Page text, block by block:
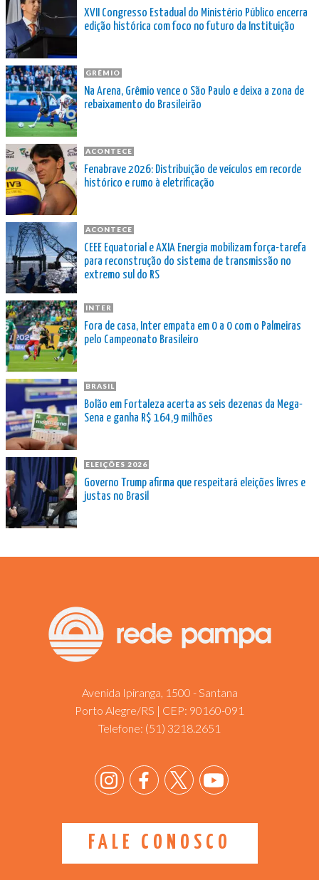
XVII Congresso Estadual do Ministério Público encerra
edição histórica com foco no futuro da Instituição
GRÊMIO
Na Arena, Grêmio vence o São Paulo e deixa a zona de
rebaixamento do Brasileirão
ACONTECE
Fenabrave 2026: Distribuição de veículos em recorde
histórico e rumo à eletrificação
ACONTECE
CEEE Equatorial e AXIA Energia mobilizam força-tarefa
para reconstrução do sistema de transmissão no
extremo sul do RS
INTER
Fora de casa, Inter empata em 0 a 0 com o Palmeiras
pelo Campeonato Brasileiro
BRASIL
Bolão em Fortaleza acerta as seis dezenas da Mega-
Sena e ganha R$ 164,9 milhões
ELEIÇÕES 2026
Governo Trump afirma que respeitará eleições livres e
justas no Brasil
Avenida Ipiranga, 1500 - Santana
Porto Alegre/RS | CEP: 90160-091
Telefone: (51) 3218.2651
FALE CONOSCO